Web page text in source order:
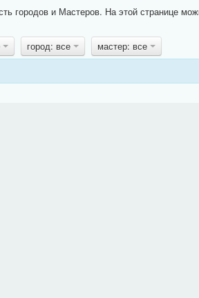
городов и Мастеров. На этой странице
город: все
мастер: все